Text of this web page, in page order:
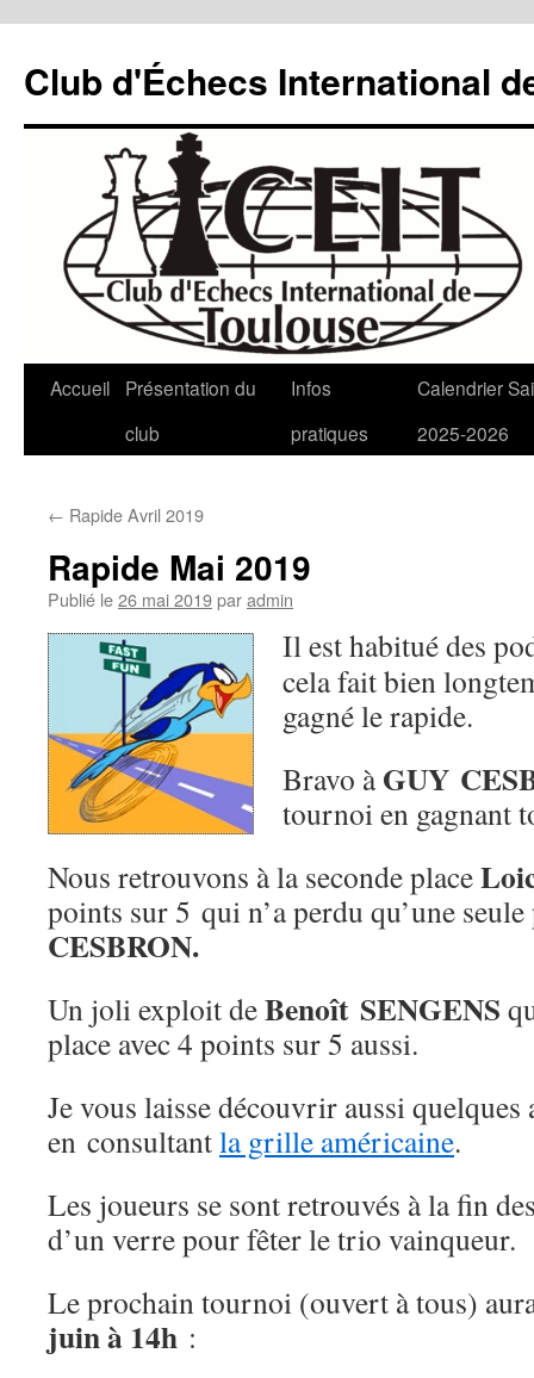
contenu
Club d'Échecs International
Accueil
Présentation du
club
Infos
pratiques
Calendrier
2025-2026
← Rapide Avril 2019
Rapide Mai 2019
Publié le26 mai 2019paradmin
Il est habitué des
cela fait bien
gagné le rapide.
Bravo àGUY
tournoi en gagnant
Nous retrouvons à la seconde place
points sur 5 qui n’a perdu qu’une
CESBRON.
Un joli exploit deBenoît SENGENS
place avec 4 points sur 5 aussi.
Je vous laisse découvrir aussi quelques
en consultantla grille américaine.
Les joueurs se sont retrouvés à la fin
d’un verre pour fêter le trio vainqueur.
Le prochain tournoi (ouvert à tous)
juin à 14h :